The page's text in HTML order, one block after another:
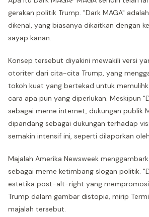
gerakan politik Trump. "Dark MAGA"
dikenal, yang biasanya dikaitkan dengan
sayap kanan.
Konsep tersebut diyakini mewakili versi
otoriter dari cita-cita Trump, yang
tokoh kuat yang bertekad untuk
cara apa pun yang diperlukan. Meskipun
sebagai meme internet, dukungan publik
dipandang sebagai dukungan terhadap
semakin intensif ini, seperti dilaporkan
Majalah Amerika Newsweek
sebagai meme ketimbang slogan politik.
estetika post-alt-right yang
Trump dalam gambar distopia, mirip
majalah tersebut.